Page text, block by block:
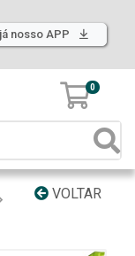
nosso APP
0
VOLTAR